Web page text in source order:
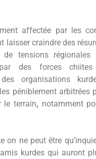
affectée par les
laisser craindre des
tensions régionales
des forces
organisations
péniblement arbitrées
le terrain, notamment
on ne peut être
kurdes qui auront